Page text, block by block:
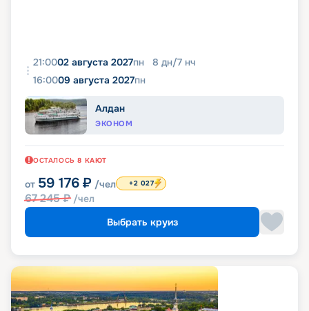
21:0002 августа 2027пн 8 дн/7 нч
16:0009 августа 2027пн
Алдан
ЭКОНОМ
ОСТАЛОСЬ 8 КАЮТ
от 59 176 ₽ /чел
67 245₽ /чел
+2 027
Выбрать круиз